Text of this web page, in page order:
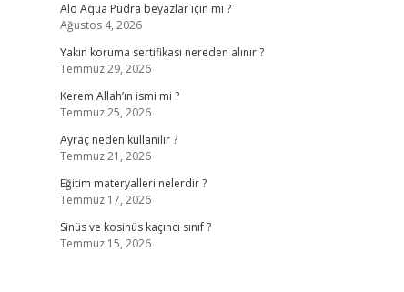
Alo Aqua Pudra beyazlar için mi ?
Ağustos 4, 2026
Yakın koruma sertifikası nereden alınır ?
Temmuz 29, 2026
Kerem Allah’ın ismi mi ?
Temmuz 25, 2026
Ayraç neden kullanılır ?
Temmuz 21, 2026
Eğitim materyalleri nelerdir ?
Temmuz 17, 2026
Sinüs ve kosinüs kaçıncı sınıf ?
Temmuz 15, 2026